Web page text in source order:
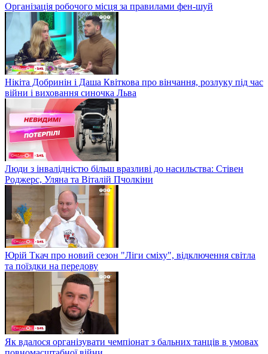
Організація робочого місця за правилами фен-шуй
Нікіта Добринін і Даша Квіткова про вінчання, розлуку під час
війни і виховання синочка Льва
Люди з інвалідністю більш вразливі до насильства: Стівен
Роджерс, Уляна та Віталій Пчолкіни
Юрій Ткач про новий сезон "Ліги сміху", відключення світла
та поїздки на передову
Як вдалося організувати чемпіонат з бальних танців в умовах